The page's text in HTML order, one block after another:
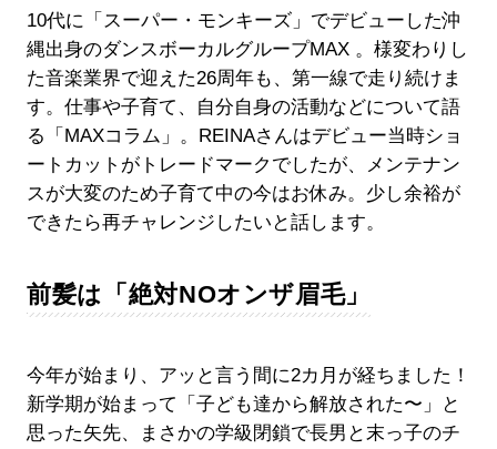
10代に「スーパー・モンキーズ」でデビューした沖
縄出身のダンスボーカルグループMAX 。様変わりし
た音楽業界で迎えた26周年も、第一線で走り続けま
す。仕事や子育て、自分自身の活動などについて語
る「MAXコラム」。REINAさんはデビュー当時ショ
ートカットがトレードマークでしたが、メンテナン
スが大変のため子育て中の今はお休み。少し余裕が
できたら再チャレンジしたいと話します。
前髪は「絶対NOオンザ眉毛」
今年が始まり、アッと言う間に2カ月が経ちました！
新学期が始まって「子ども達から解放された〜」と
思った矢先、まさかの学級閉鎖で長男と末っ子のチ